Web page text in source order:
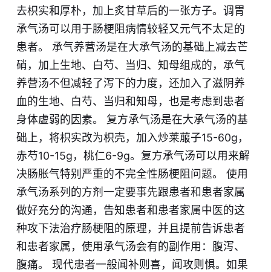
去枳实和厚朴，加上炙甘草后的一张方子。调胃
承气汤可以用于肠梗阻病情较轻又元气不太足的
患者。 承气养营汤是在大承气汤的基础上减去芒
硝，加上生地、白芍、当归、知母组成的，承气
养营汤不但减轻了泻下的力度，还加入了滋阴养
血的生地、白芍、当归和知母，也是考虑到患者
身体虚弱的因素。 复方承气汤是在大承气汤的基
础上，将枳实改为枳壳，加入炒莱菔子15-60g，
赤芍10-15g，桃仁6-9g。复方承气汤可以用来解
决肠胀气特别严重的不完全性肠梗阻问题。 使用
承气汤系列的方剂一定要事先跟患者和患者家属
做好充分的沟通，告知患者和患者家属中医的这
种攻下法治疗肠梗阻的原理，并且提前告诉患者
和患者家属，使用承气汤会有的副作用：腹泻、
腹痛。 现代患者一般闻补则喜，闻攻则惧。如果